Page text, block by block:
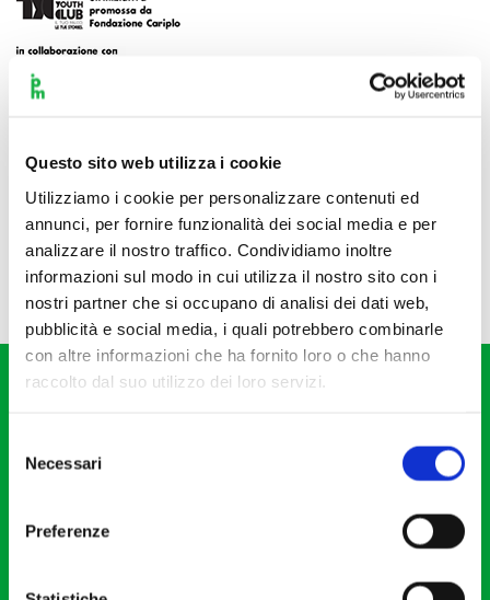
Questo sito web utilizza i cookie
Utilizziamo i cookie per personalizzare contenuti ed
annunci, per fornire funzionalità dei social media e per
analizzare il nostro traffico. Condividiamo inoltre
informazioni sul modo in cui utilizza il nostro sito con i
nostri partner che si occupano di analisi dei dati web,
pubblicità e social media, i quali potrebbero combinarle
con altre informazioni che ha fornito loro o che hanno
raccolto dal suo utilizzo dei loro servizi.
delNecessari
Preferenze
Via S. Giovanni sul Muro, 2